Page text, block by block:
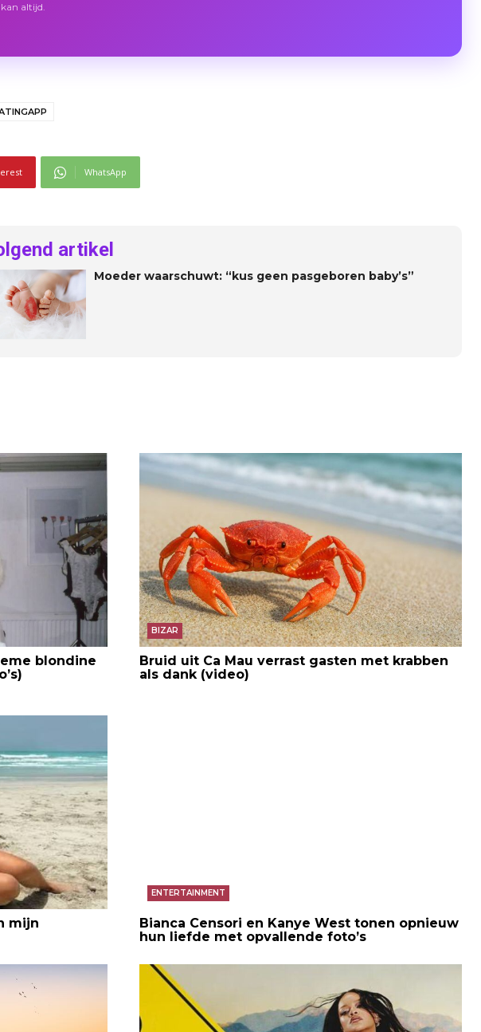
altijd.
WhatsApp
artikel
Moeder waarschuwt: “kus geen pasgeboren baby’s”
blondine
BIZAR
Bruid uit Ca Mau verrast gasten met krabben
als dank (video)
mijn
ENTERTAINMENT
Bianca Censori en Kanye West tonen opnieuw
hun liefde met opvallende foto’s